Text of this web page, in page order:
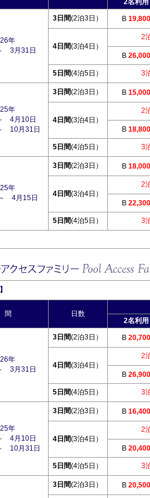
2名利用
年
3月31日
3日間(2泊3日） B 19,800
4日間(3泊4日）
2
B 26,000
5日間(4泊5日） 3
年
4月10日
10月31日
3日間(2泊3日） B 15,000
4日間(3泊4日）
2
B 18,800
5日間(4泊5日） 3
年
4月15日
3日間(2泊3日） B 18,000
4日間(3泊4日）
2
B 22,300
5日間(4泊5日） 3
金】
間
日数
2名利用
年
3月31日
3日間(2泊3日） B 20,700
4日間(3泊4日）
2
B 26,900
5日間(4泊5日） 3
年
4月10日
10月31日
3日間(2泊3日） B 16,400
4日間(3泊4日）
2
B 20,400
5日間(4泊5日） 3
3日間(2泊3日） B 20,500